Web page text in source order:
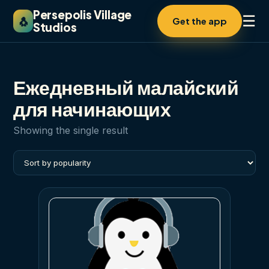
🐧 Persepolis Village
Studios
Get the app ☰
Ежедневный малайский
для начинающих
Showing the single result